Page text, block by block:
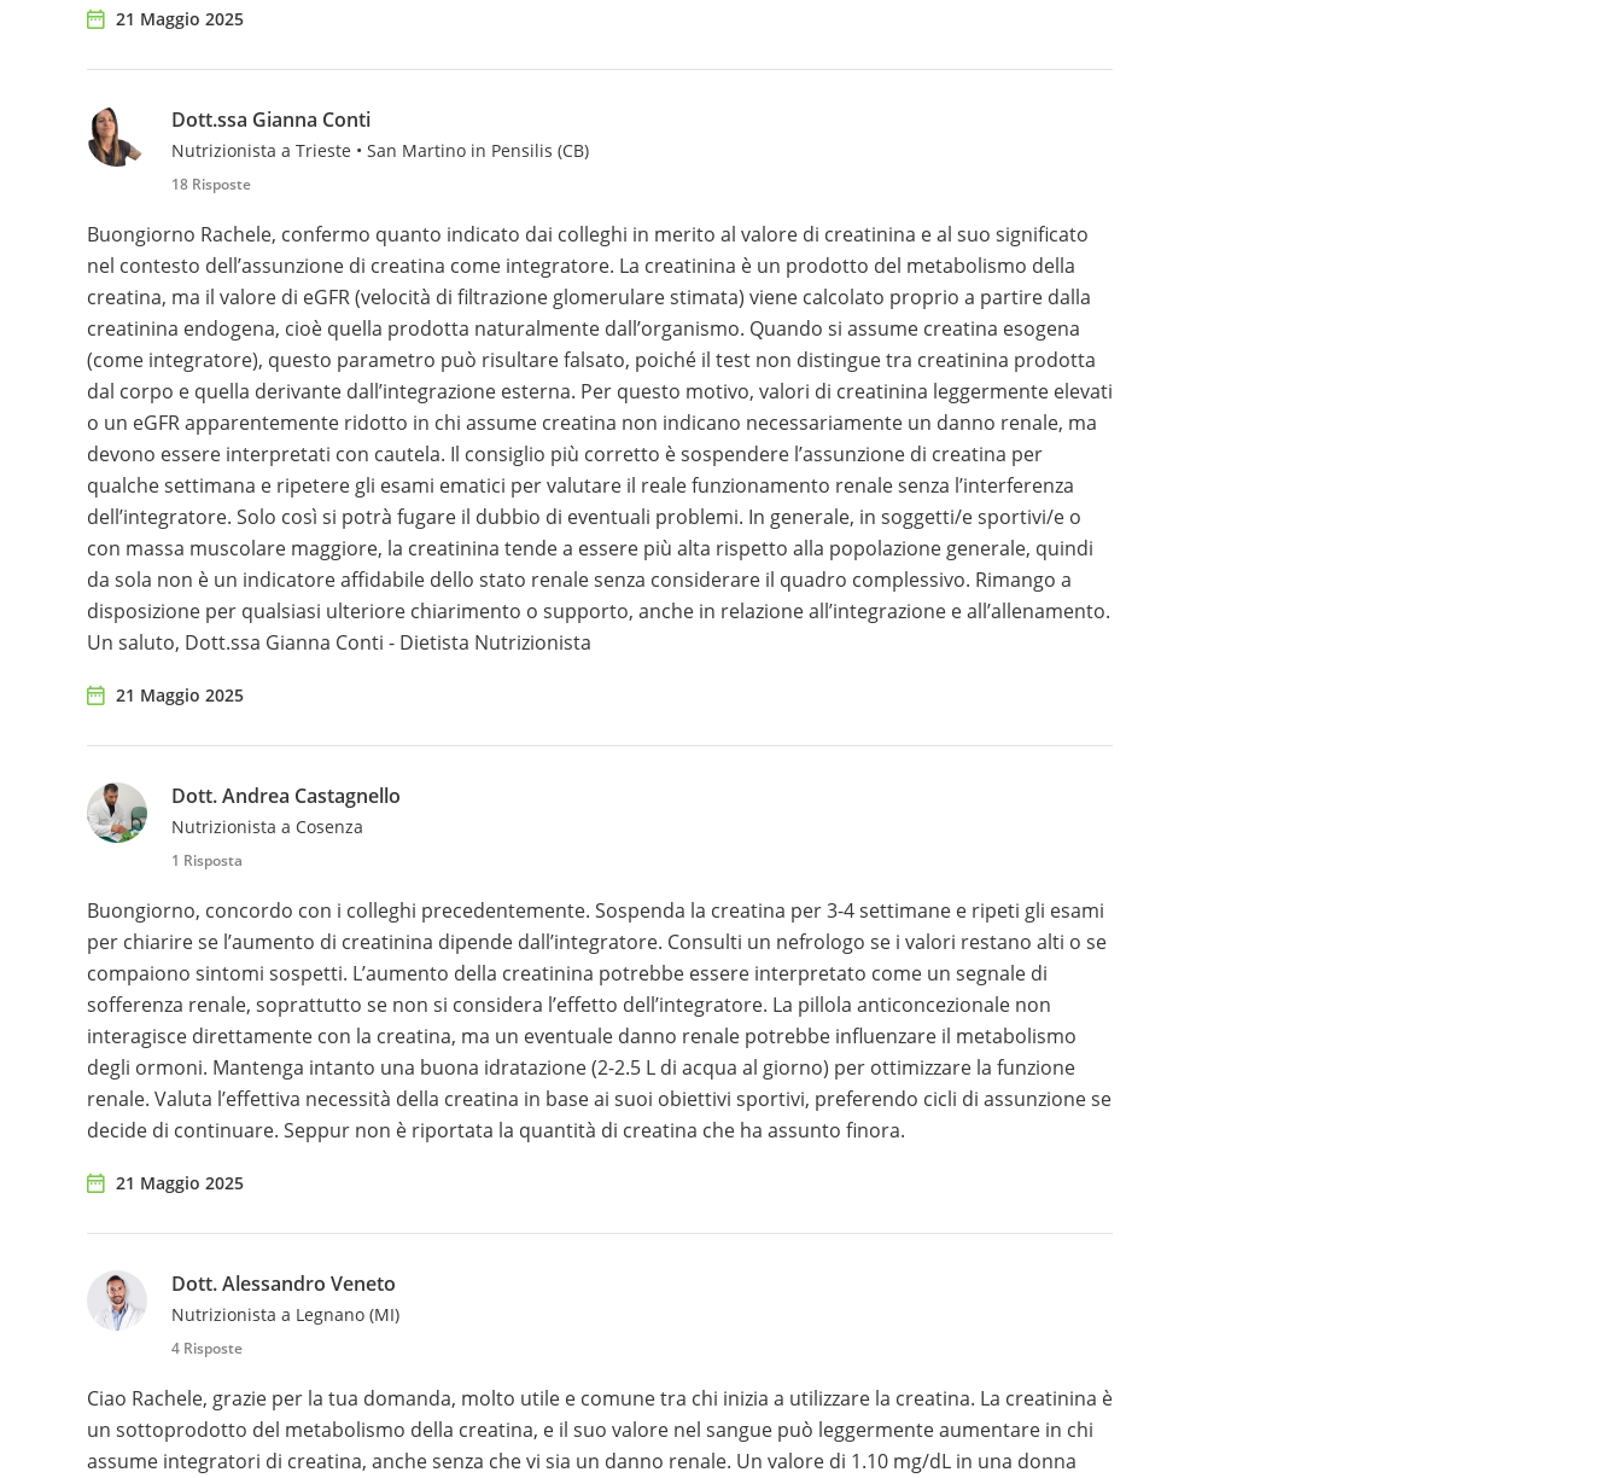
21 Maggio 2025
Dott.ssa Gianna Conti
Nutrizionista a Trieste • San Martino in Pensilis (CB)
18 Risposte
Buongiorno Rachele, confermo quanto indicato dai colleghi in merito al valore di creatinina e al suo significato
nel contesto dell’assunzione di creatina come integratore. La creatinina è un prodotto del metabolismo della
creatina, ma il valore di eGFR (velocità di filtrazione glomerulare stimata) viene calcolato proprio a partire dalla
creatinina endogena, cioè quella prodotta naturalmente dall’organismo. Quando si assume creatina esogena
(come integratore), questo parametro può risultare falsato, poiché il test non distingue tra creatinina prodotta
dal corpo e quella derivante dall’integrazione esterna. Per questo motivo, valori di creatinina leggermente elevati
o un eGFR apparentemente ridotto in chi assume creatina non indicano necessariamente un danno renale, ma
devono essere interpretati con cautela. Il consiglio più corretto è sospendere l’assunzione di creatina per
qualche settimana e ripetere gli esami ematici per valutare il reale funzionamento renale senza l’interferenza
dell’integratore. Solo così si potrà fugare il dubbio di eventuali problemi. In generale, in soggetti/e sportivi/e o
con massa muscolare maggiore, la creatinina tende a essere più alta rispetto alla popolazione generale, quindi
da sola non è un indicatore affidabile dello stato renale senza considerare il quadro complessivo. Rimango a
disposizione per qualsiasi ulteriore chiarimento o supporto, anche in relazione all’integrazione e all’allenamento.
Un saluto, Dott.ssa Gianna Conti - Dietista Nutrizionista
21 Maggio 2025
Dott. Andrea Castagnello
Nutrizionista a Cosenza
1 Risposta
Buongiorno, concordo con i colleghi precedentemente. Sospenda la creatina per 3-4 settimane e ripeti gli esami
per chiarire se l’aumento di creatinina dipende dall’integratore. Consulti un nefrologo se i valori restano alti o se
compaiono sintomi sospetti. L’aumento della creatinina potrebbe essere interpretato come un segnale di
sofferenza renale, soprattutto se non si considera l’effetto dell’integratore. La pillola anticoncezionale non
interagisce direttamente con la creatina, ma un eventuale danno renale potrebbe influenzare il metabolismo
degli ormoni. Mantenga intanto una buona idratazione (2-2.5 L di acqua al giorno) per ottimizzare la funzione
renale. Valuta l’effettiva necessità della creatina in base ai suoi obiettivi sportivi, preferendo cicli di assunzione se
decide di continuare. Seppur non è riportata la quantità di creatina che ha assunto finora.
21 Maggio 2025
Dott. Alessandro Veneto
Nutrizionista a Legnano (MI)
4 Risposte
Ciao Rachele, grazie per la tua domanda, molto utile e comune tra chi inizia a utilizzare la creatina. La creatinina è
un sottoprodotto del metabolismo della creatina, e il suo valore nel sangue può leggermente aumentare in chi
assume integratori di creatina, anche senza che vi sia un danno renale. Un valore di 1.10 mg/dL in una donna